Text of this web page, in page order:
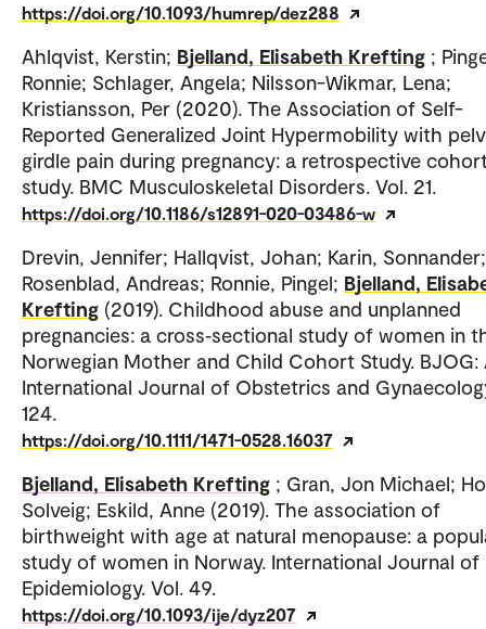
https://doi.org/10.1093/humrep/dez288
Ahlqvist, Kerstin; Bjelland, Elisabeth Krefting ;
Ronnie; Schlager, Angela; Nilsson-Wikmar, Lena;
Kristiansson, Per (2020). The Association of Self-
Reported Generalized Joint Hypermobility with
girdle pain during pregnancy: a retrospective
study. BMC Musculoskeletal Disorders. Vol. 21.
https://doi.org/10.1186/s12891-020-03486-w
Drevin, Jennifer; Hallqvist, Johan; Karin, Sonnander;
Rosenblad, Andreas; Ronnie, Pingel; Bjelland,
Krefting (2019). Childhood abuse and unplanned
pregnancies: a cross‐sectional study of women in
Norwegian Mother and Child Cohort Study. BJOG:
International Journal of Obstetrics and
124.
https://doi.org/10.1111/1471-0528.16037
Bjelland, Elisabeth Krefting ; Gran, Jon Michael;
Solveig; Eskild, Anne (2019). The association of
birthweight with age at natural menopause: a
study of women in Norway. International Journal of
Epidemiology. Vol. 49.
https://doi.org/10.1093/ije/dyz207